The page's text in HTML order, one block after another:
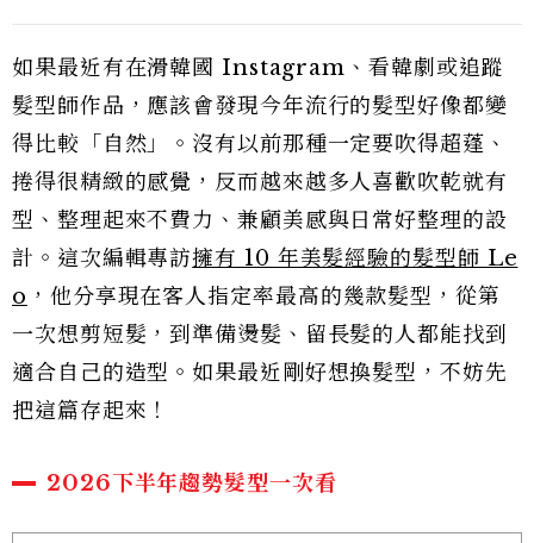
如果最近有在滑韓國 Instagram、看韓劇或追蹤
髮型師作品，應該會發現今年流行的髮型好像都變
得比較「自然」。沒有以前那種一定要吹得超蓬、
捲得很精緻的感覺，反而越來越多人喜歡吹乾就有
型、整理起來不費力、兼顧美感與日常好整理的設
計。這次編輯專訪擁有 10 年美髮經驗的髮型師 Le
o ，他分享現在客人指定率最高的幾款髮型，從第
一次想剪短髮，到準備燙髮、留長髮的人都能找到
適合自己的造型。如果最近剛好想換髮型，不妨先
把這篇存起來！
2026下半年趨勢髮型一次看